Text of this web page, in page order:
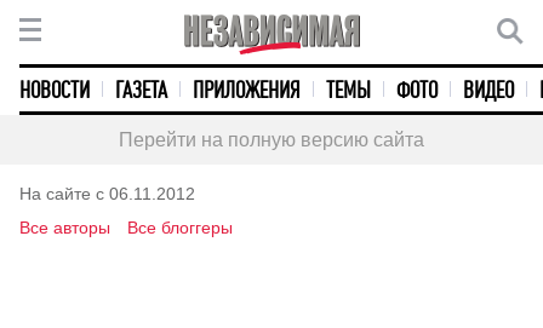
НОВОСТИ ГАЗЕТА ПРИЛОЖЕНИЯ ТЕМЫ ФОТО ВИДЕО
Перейти на полную версию сайта
На сайте с 06.11.2012
Все авторы
Все блоггеры